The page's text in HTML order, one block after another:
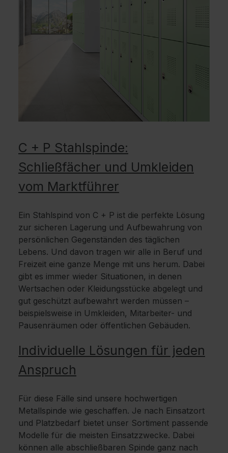
C + P Stahlspinde:
Schließfächer und Umkleiden
vom Marktführer
Ein Stahlspind von C + P ist die perfekte Lösung
zur sicheren Lagerung und Aufbewahrung von
persönlichen Gegenständen des täglichen
Lebens. Und davon tragen wir alle in Beruf und
Freizeit eine ganze Menge mit uns herum. Dabei
gibt es immer wieder Situationen, in denen
Wertsachen oder Kleidungsstücke abgelegt und
gut geschützt aufbewahrt werden müssen –
beispielsweise in Umkleiden, Mitarbeiter- und
Pausenräumen oder öffentlichen Gebäuden.
Individuelle Lösungen für jeden
Anspruch
Für diese Fälle sind unsere hochwertigen
Metallspinde wie geschaffen. Je nach Einsatzort
und Platzbedarf bietet unser Sortiment passende
Modelle für die meisten Einsatzzwecke. Dabei
können alle abschließbaren Spinde ganz nach